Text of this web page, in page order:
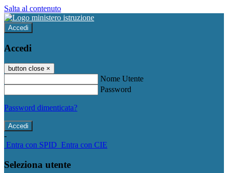
Salta al contenuto
Accedi
Accedi
button close ×
Nome Utente
Password
Password dimenticata?
-
Entra con SPID Entra con CIE
Seleziona utente